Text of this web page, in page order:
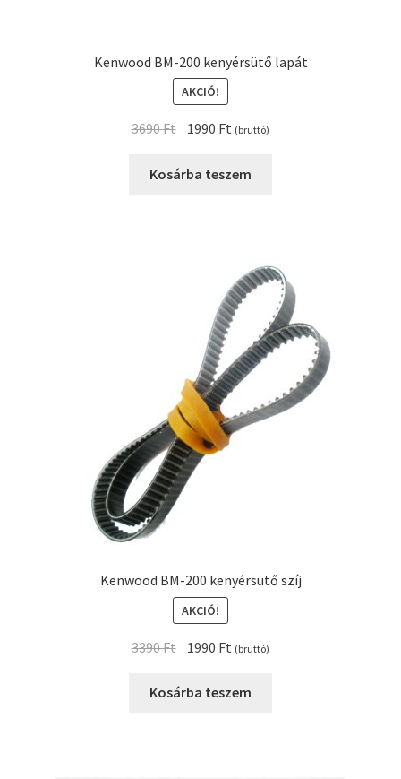
Kenwood BM-200 kenyérsütő lapát
AKCIÓ!
3690Ft Original
was:
1990 Ft Current
is:
(bruttó)
Kosárba teszem
Kenwood BM-200 kenyérsütő szíj
AKCIÓ!
3390Ft Original
was:
1990 Ft Current
is:
(bruttó)
Kosárba teszem